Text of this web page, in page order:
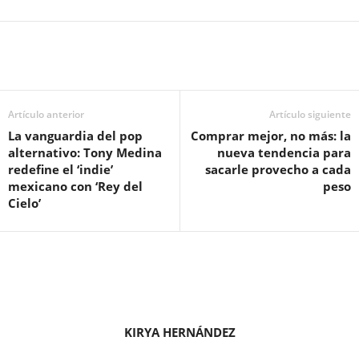
Artículo anterior
La vanguardia del pop
alternativo: Tony Medina
redefine el ‘indie’
mexicano con ‘Rey del
Cielo’
Artículo siguiente
Comprar mejor, no más: la
nueva tendencia para
sacarle provecho a cada
peso
KIRYA HERNÁNDEZ